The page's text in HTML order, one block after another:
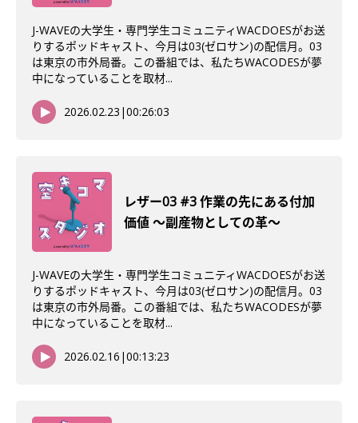
J-WAVEの大学生・専門学生コミュニティWACDOESがお送
りするポッドキャスト、今月は03(ゼロサン)の配信月。03
は東京の市外局番。この番組では、私たちWACODESが夢
中になっていることを取材...
2026.02.23 |00:26:03
レザー03 #3 作業の先にある付加
価値 〜副産物としての革〜
J-WAVEの大学生・専門学生コミュニティWACDOESがお送
りするポッドキャスト、今月は03(ゼロサン)の配信月。03
は東京の市外局番。この番組では、私たちWACODESが夢
中になっていることを取材...
2026.02.16 |00:13:23